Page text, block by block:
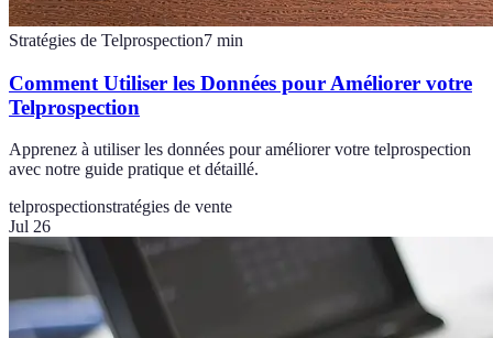
Stratégies de Telprospection7 min
Comment Utiliser les Données pour Améliorer votre
Telprospection
Apprenez à utiliser les données pour améliorer votre telprospection
avec notre guide pratique et détaillé.
telprospectionstratégies de vente
Jul 26